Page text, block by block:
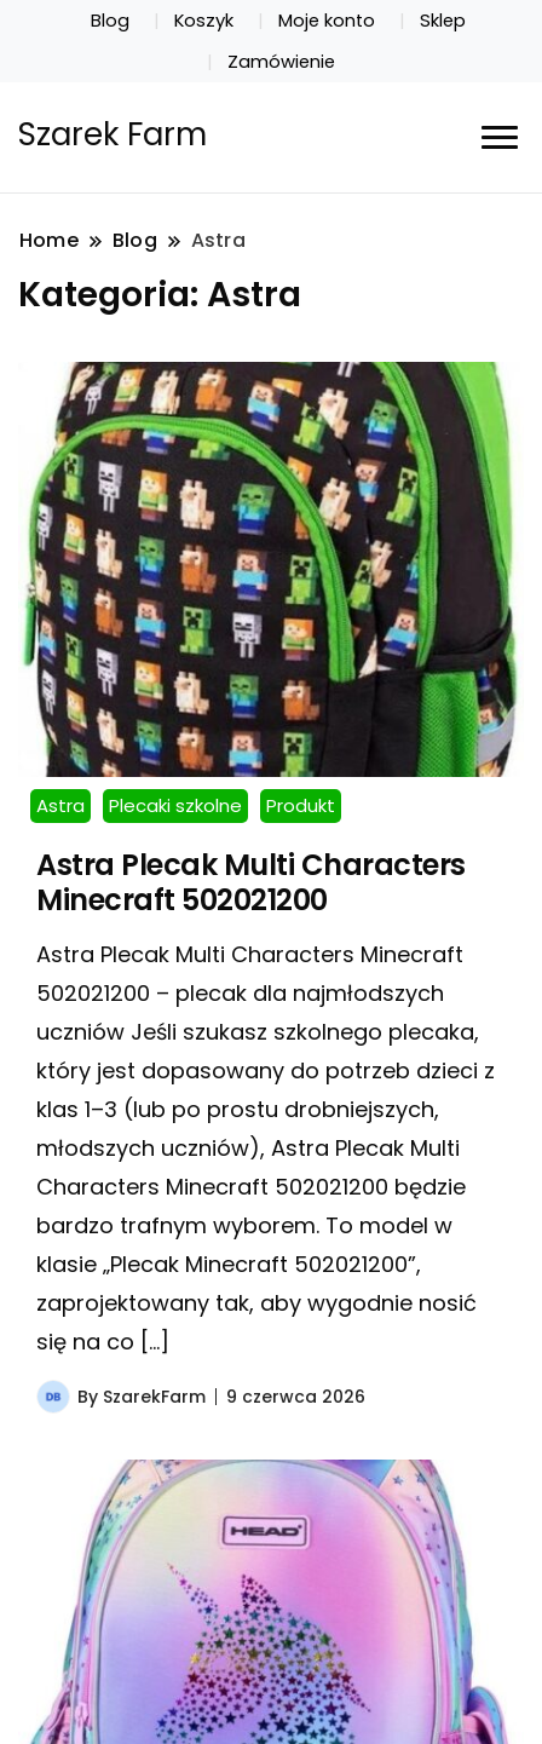
Blog Koszyk Moje konto
Sklep
Zamówienie
Szarek Farm
Home Blog Astra
Kategoria: Astra
Astra Plecaki szkolne Produkt
Astra Plecak Multi Characters
Minecraft 502021200
Astra Plecak Multi Characters Minecraft
502021200 – plecak dla najmłodszych
uczniów Jeśli szukasz szkolnego plecaka,
który jest dopasowany do potrzeb dzieci z
klas 1–3 (lub po prostu drobniejszych,
młodszych uczniów), Astra Plecak Multi
Characters Minecraft 502021200 będzie
bardzo trafnym wyborem. To model w
klasie „Plecak Minecraft 502021200”,
zaprojektowany tak, aby wygodnie nosić
się na co […]
By SzarekFarm 9 czerwca 2026